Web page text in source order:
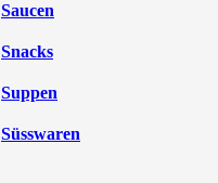
Saucen
Snacks
Suppen
Süsswaren